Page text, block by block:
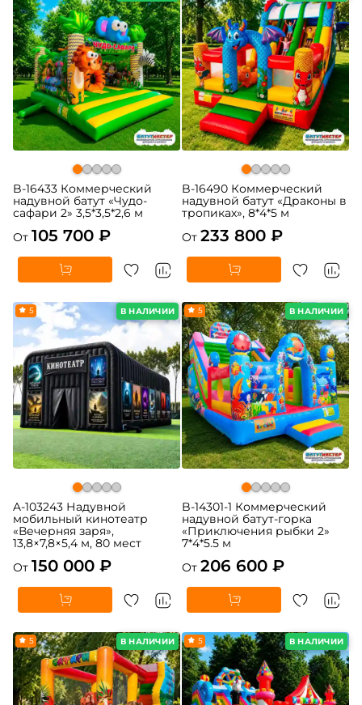
B-16433 Коммерческий
надувной батут «Чудо-
сафари 2» 3,5*3,5*2,6 м
От 105 700 ₽
B-16490 Коммерческий
надувной батут «Драконы в
тропиках», 8*4*5 м
От 233 800 ₽
В НАЛИЧИИ
5
A-103243 Надувной
мобильный кинотеатр
«Вечерняя заря»,
13,8×7,8×5,4 м, 80 мест
От 150 000 ₽
В НАЛИЧИИ
5
B-14301-1 Коммерческий
надувной батут-горка
«Приключения рыбки 2»
7*4*5.5 м
От 206 600 ₽
В НАЛИЧИИ
5 В НАЛИЧИИ
5